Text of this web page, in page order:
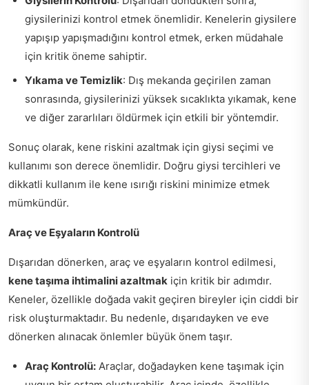
giysilerinizi kontrol etmek önemlidir. Kenelerin giysilere
yapışıp yapışmadığını kontrol etmek, erken müdahale
için kritik öneme sahiptir.
Yıkama ve Temizlik: Dış mekanda geçirilen zaman
sonrasında, giysilerinizi yüksek sıcaklıkta yıkamak, kene
ve diğer zararlıları öldürmek için etkili bir yöntemdir.
Sonuç olarak, kene riskini azaltmak için giysi seçimi ve
kullanımı son derece önemlidir. Doğru giysi tercihleri ve
dikkatli kullanım ile kene ısırığı riskini minimize etmek
mümkündür.
Araç ve Eşyaların Kontrolü
Dışarıdan dönerken, araç ve eşyaların kontrol edilmesi,
kene taşıma ihtimalini azaltmak için kritik bir adımdır.
Keneler, özellikle doğada vakit geçiren bireyler için ciddi bir
risk oluşturmaktadır. Bu nedenle, dışarıdayken ve eve
dönerken alınacak önlemler büyük önem taşır.
Araç Kontrolü: Araçlar, doğadayken kene taşımak için